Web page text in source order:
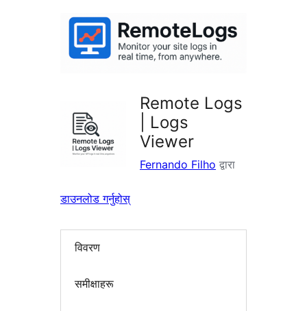
Remote Logs
| Logs
Viewer
Fernando Filho द्वारा
डाउनलोड गर्नुहोस्
विवरण
समीक्षाहरू